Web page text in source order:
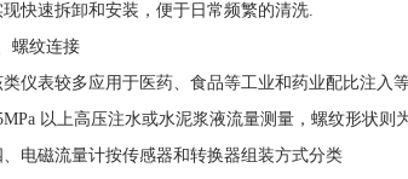
现快速拆卸和安装，便于日常频繁的清洗.
螺纹连接
类仪表较多应用于医药、食品等工业和药业配比注入
以上高压注水或水泥浆液流量测量，螺纹形状
、电磁流量计按传感器和转换器组装方式分类